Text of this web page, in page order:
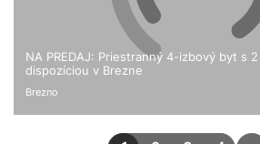
NA PREDAJ: Priestranný 4-izbový byt s
dispozíciou v Brezne
Brezno